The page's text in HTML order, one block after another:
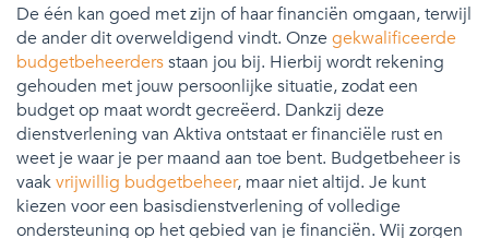
De één kan goed met zijn of haar financiën omgaan, terwijl
de ander dit overweldigend vindt. Onze gekwalificeerde
budgetbeheerdersstaan jou bij. Hierbij wordt rekening
gehouden met jouw persoonlijke situatie, zodat een
budget op maat wordt gecreëerd. Dankzij deze
dienstverlening van Aktiva ontstaat er financiële rust en
weet je waar je per maand aan toe bent. Budgetbeheer is
vaakvrijwillig budgetbeheer, maar niet altijd. Je kunt
kiezen voor een basisdienstverlening of volledige
ondersteuning op het gebied van je financiën. Wij zorgen